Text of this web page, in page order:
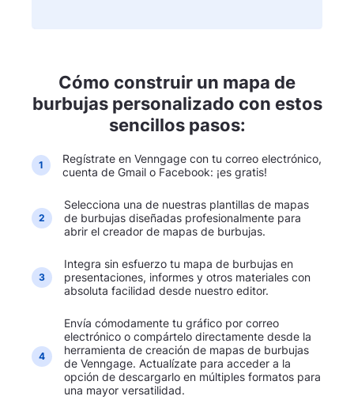
Cómo construir un mapa de
burbujas personalizado con estos
sencillos pasos:
1
Regístrate en Venngage con tu correo electrónico,
cuenta de Gmail o Facebook: ¡es gratis!
2
Selecciona una de nuestras plantillas de mapas
de burbujas diseñadas profesionalmente para
abrir el creador de mapas de burbujas.
3
Integra sin esfuerzo tu mapa de burbujas en
presentaciones, informes y otros materiales con
absoluta facilidad desde nuestro editor.
4
Envía cómodamente tu gráfico por correo
electrónico o compártelo directamente desde la
herramienta de creación de mapas de burbujas
de Venngage. Actualízate para acceder a la
opción de descargarlo en múltiples formatos para
una mayor versatilidad.